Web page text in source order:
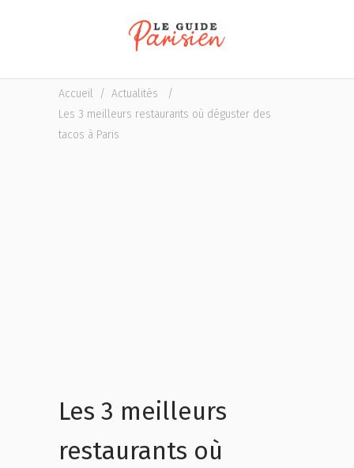
Accueil / Actualités
/
Les 3 meilleurs restaurants où déguster des
tacos à Paris
Les 3 meilleurs
restaurants où